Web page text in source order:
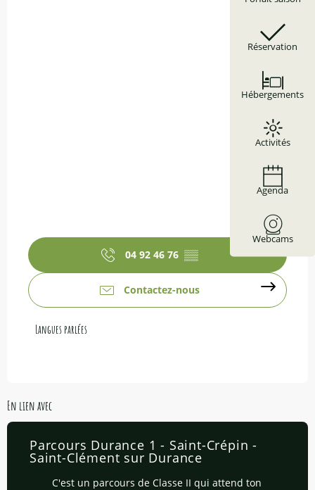
Réservation
Hébergements
Activités
Agenda
Webcams
04 92 46 76 ▒▒
Contactez-nous
Langues parlées
Langues parlées
En lien avec
Parcours Durance 1 - Saint-Crépin -
Saint-Clément sur Durance
C'est un parcours de Classe II qui attend ton